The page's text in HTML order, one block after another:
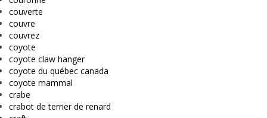
couverte
couvre
couvrez
coyote
coyote claw hanger
coyote du québec canada
coyote mammal
crabe
crabot de terrier de renard